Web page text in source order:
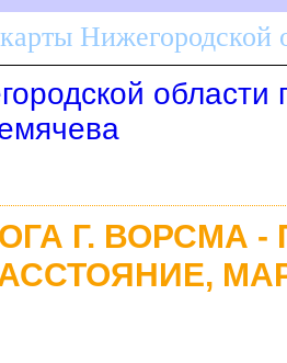
Нижегородской
области
Г. ВОРСМА -